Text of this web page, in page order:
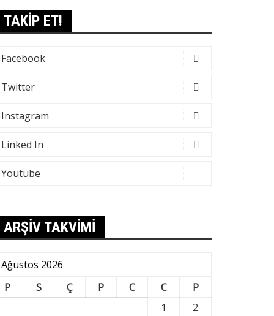
TAKİP ET!
Facebook
Twitter
Instagram
Linked In
Youtube
ARŞİV TAKVİMİ
Ağustos 2026
P
S Ç P C C
P
1
2